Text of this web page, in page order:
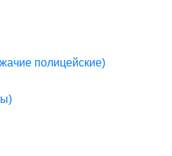
полицейские)